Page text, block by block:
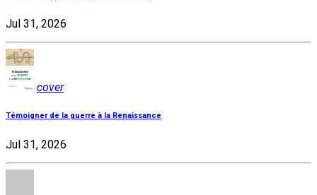
Jul 31, 2026
cover
Témoigner de la guerre à la Renaissance
Jul 31, 2026